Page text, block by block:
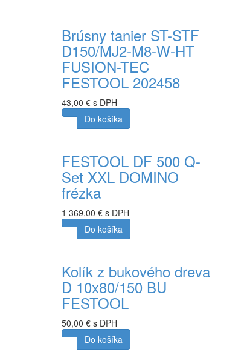
Brúsny tanier ST-STF
D150/MJ2-M8-W-HT
FUSION-TEC
FESTOOL 202458
43,00 € s DPH
Do košíka
FESTOOL DF 500 Q-
Set XXL DOMINO
frézka
1 369,00 € s DPH
Do košíka
Kolík z bukového dreva
D 10x80/150 BU
FESTOOL
50,00 € s DPH
Do košíka